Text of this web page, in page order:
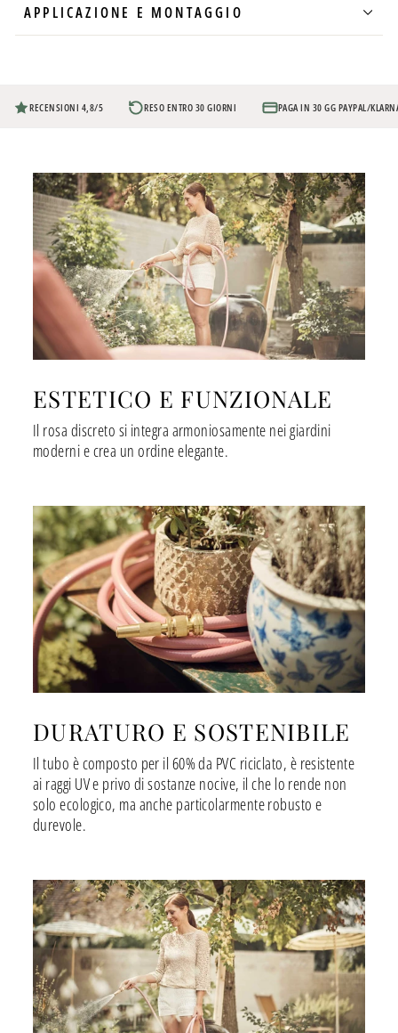
APPLICAZIONE E MONTAGGIO
RECENSIONI 4,8/5 RESO ENTRO 30 GIORNI PAGA IN 30 GG PAYPAL/
ESTETICO E FUNZIONALE
Il rosa discreto si integra armoniosamente nei giardini
moderni e crea un ordine elegante.
DURATURO E SOSTENIBILE
Il tubo è composto per il 60% da PVC riciclato, è resistente
ai raggi UV e privo di sostanze nocive, il che lo rende non
solo ecologico, ma anche particolarmente robusto e
durevole.